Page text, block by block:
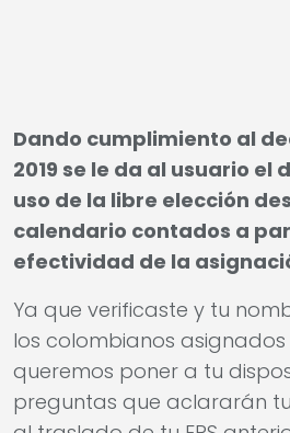
Dando cumplimiento al
2019 se le da al usuario el
uso de la libre elección
calendario contados a
efectividad de la
Ya que verificaste y tu
los colombianos
queremos poner a tu
preguntas que aclararán